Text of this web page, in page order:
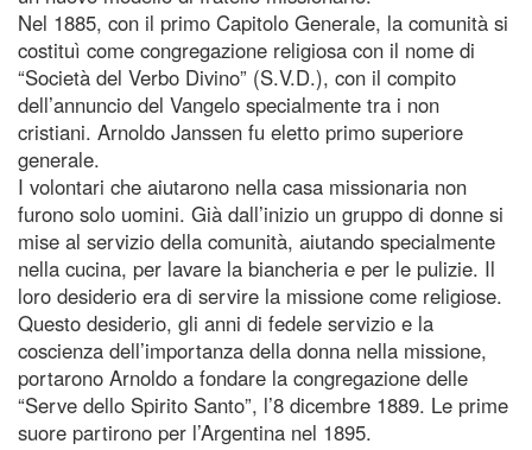
Nel 1885, con il primo Capitolo Generale, la comunità si
costituì come congregazione religiosa con il nome di
“Società del Verbo Divino” (S.V.D.), con il compito
dell’annuncio del Vangelo specialmente tra i non
cristiani. Arnoldo Janssen fu eletto primo superiore
generale.
I volontari che aiutarono nella casa missionaria non
furono solo uomini. Già dall’inizio un gruppo di donne si
mise al servizio della comunità, aiutando specialmente
nella cucina, per lavare la biancheria e per le pulizie. Il
loro desiderio era di servire la missione come religiose.
Questo desiderio, gli anni di fedele servizio e la
coscienza dell’importanza della donna nella missione,
portarono Arnoldo a fondare la congregazione delle
“Serve dello Spirito Santo”, l’8 dicembre 1889. Le prime
suore partirono per l’Argentina nel 1895.